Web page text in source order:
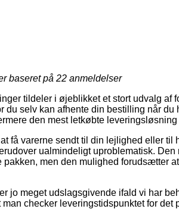
baseret på 22 anmeldelser
tildeler i øjeblikket et stort udvalg af
du selv kan afhente din bestilling når
den mest letkøbte
få varerne sendt til din lejlighed eller
ualmindeligt uproblematisk. Den
men den mulighed forudsætter
jo meget udslagsgivende ifald vi har
man checker leveringstidspunktet for